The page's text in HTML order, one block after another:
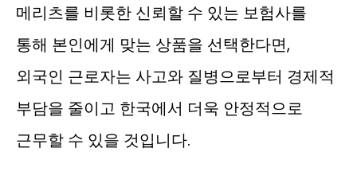
메리츠를 비롯한 신뢰할 수 있는 보험사를
통해 본인에게 맞는 상품을 선택한다면,
외국인 근로자는 사고와 질병으로부터 경제적
부담을 줄이고 한국에서 더욱 안정적으로
근무할 수 있을 것입니다.